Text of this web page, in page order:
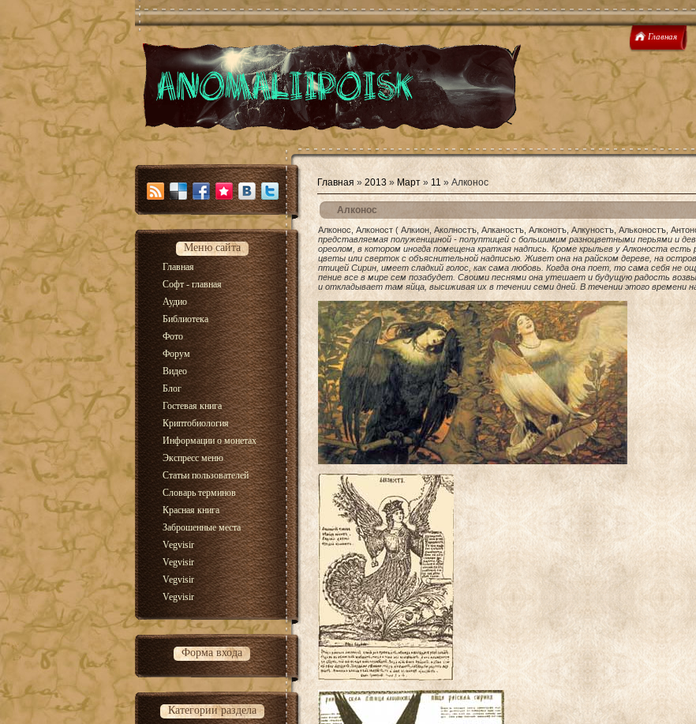
Главная
Меню сайта
Главная
Софт - главная
Аудио
Библиотека
Фото
Форум
Видео
Блог
Гостевая книга
Криптобиология
Информации о монетах
Экспресс меню
Статьи пользователей
Словарь терминов
Красная книга
Заброшенные места
Vegvisir
Vegvisir
Vegvisir
Vegvisir
Форма входа
Категории раздела
Главная » 2013 » Март » 11» Алконос
Алконос
Алконос, Алконост ( Алкион, Аколностъ, Алканостъ, Алконотъ, Алкуностъ, Альконостъ,
представляемая полуженщиной - полуптицей с большимим разноцветными перьями и
ореолом, в котором иногда помещена краткая надпись. Кроме крыльев у Алконоста есть
цветы или сверток с объяснительной надписью. Живет она на райском дереве, на
птицей Сирин, имеет сладкий голос, как сама любовь. Когда она поет, то сама себя не
пение все в мире сем позабудет. Своими песнями она утешает и будущую радость
и откладывает там яйца, высиживая их в течении семи дней. В течении этого времени